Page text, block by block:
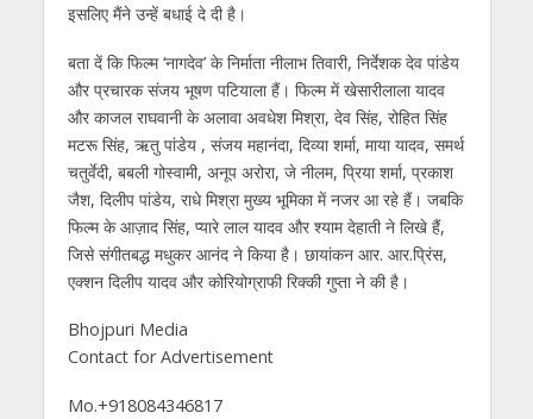
इसलिए मैंने उन्‍हें बधाई दे दी है।
बता दें कि फिल्‍म ‘नागदेव’ के निर्माता नीलाभ तिवारी, निर्देशक देव पांडेय
और प्रचारक संजय भूषण पटियाला हैं। फिल्‍म में खेसारीलाला यादव
और काजल राघवानी के अलावा अवधेश मिश्रा, देव सिंह, रोहित सिंह
मटरू सिंह, ऋतु पांडेय , संजय महानंदा, दिव्या शर्मा, माया यादव, समर्थ
चतुर्वेदी, बबली गोस्वामी, अनूप अरोरा, जे नीलम, प्रिया शर्मा, प्रकाश
जैश, दिलीप पांडेय, राधे मिश्रा मुख्‍य भूमिका में नजर आ रहे हैं। जबकि
फिल्‍म के आज़ाद सिंह, प्यारे लाल यादव और श्याम देहाती ने लिखे हैं,
जिसे संगीतबद्ध मधुकर आनंद ने किया है। छायांकन आर. आर.प्रिंस,
एक्‍शन दिलीप यादव और कोरियोग्राफी रिक्की गुप्ता ने की है।
Bhojpuri Media
Contact for Advertisement
Mo.+918084346817